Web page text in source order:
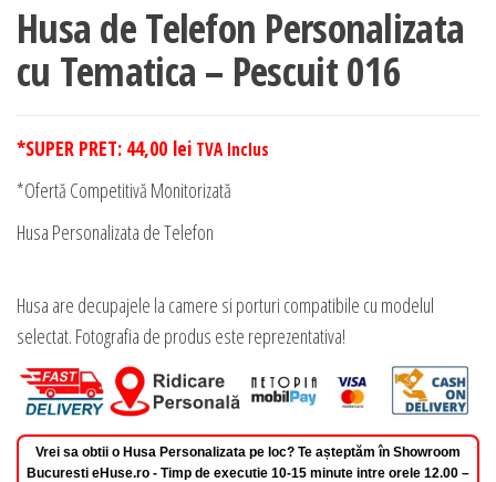
Husa de Telefon Personalizata
cu Tematica – Pescuit 016
*SUPER PRET: 44,00 lei TVA Inclus
*Ofertă Competitivă Monitorizată
Husa Personalizata de Telefon
Husa are decupajele la camere si porturi compatibile cu modelul
selectat. Fotografia de produs este reprezentativa!
Vrei sa obtii o Husa Personalizata pe loc? Te așteptăm în Showroom
Bucuresti eHuse.ro - Timp de executie 10-15 minute intre orele 12.00 –